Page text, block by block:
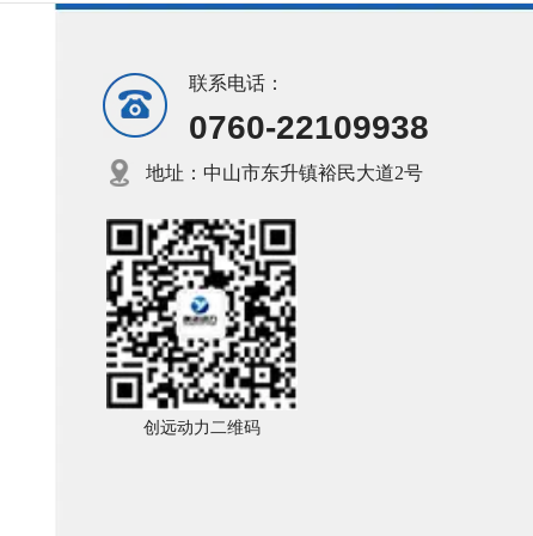
创远动力二维码
联系电话：
0760-22109938
地址：中山市东升镇裕民大道2号